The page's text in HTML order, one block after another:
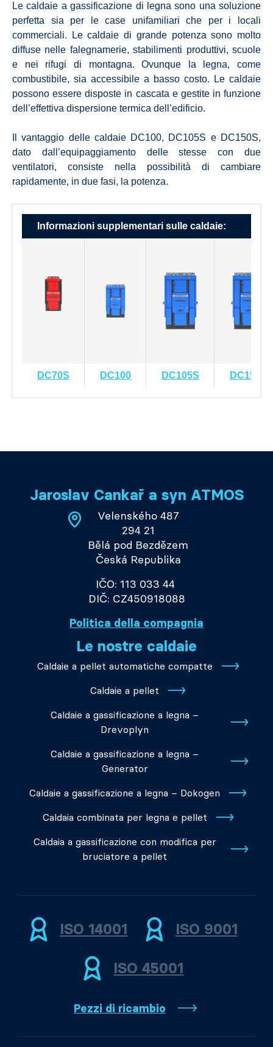
Le caldaie a gassificazione di legna sono una soluzione
perfetta sia per le case unifamiliari che per i locali
commerciali. Le caldaie di grande potenza sono molto
diffuse nelle falegnamerie, stabilimenti produttivi, scuole
e nei rifugi di montagna. Ovunque la legna, come
combustibile, sia accessibile a basso costo. Le caldaie
possono essere disposte in cascata e gestite in funzione
dell’effettiva dispersione termica dell’edificio.
Il vantaggio delle caldaie DC100, DC105S e DC150S,
dato dall’equipaggiamento delle stesse con due
ventilatori, consiste nella possibilità di cambiare
rapidamente, in due fasi, la potenza.
Informazioni supplementari sulle caldaie:
DC70S DC100 DC105S DC150S
Jaroslav Cankař a syn ATMOS
Velenského 487
294 21
Bělá pod Bezdězem
Česká Republika
IČO: 113 033 44
DIČ: CZ450918088
Politica della compagnia
Le nostre caldaie
Caldaie a pellet automatiche compatte
Caldaie a pellet
Caldaie a gassificazione a legna –
Drevoplyn
Caldaie a gassificazione a legna –
Generator
Caldaie a gassificazione a legna – Dokogen
Caldaia combinata per legna e pellet
Caldaia a gassificazione con modifica per
bruciatore a pellet
ISO 14001 ISO 9001
ISO 45001
Pezzi di ricambio